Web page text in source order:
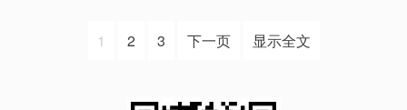
1 2 3 下一页 显示全文